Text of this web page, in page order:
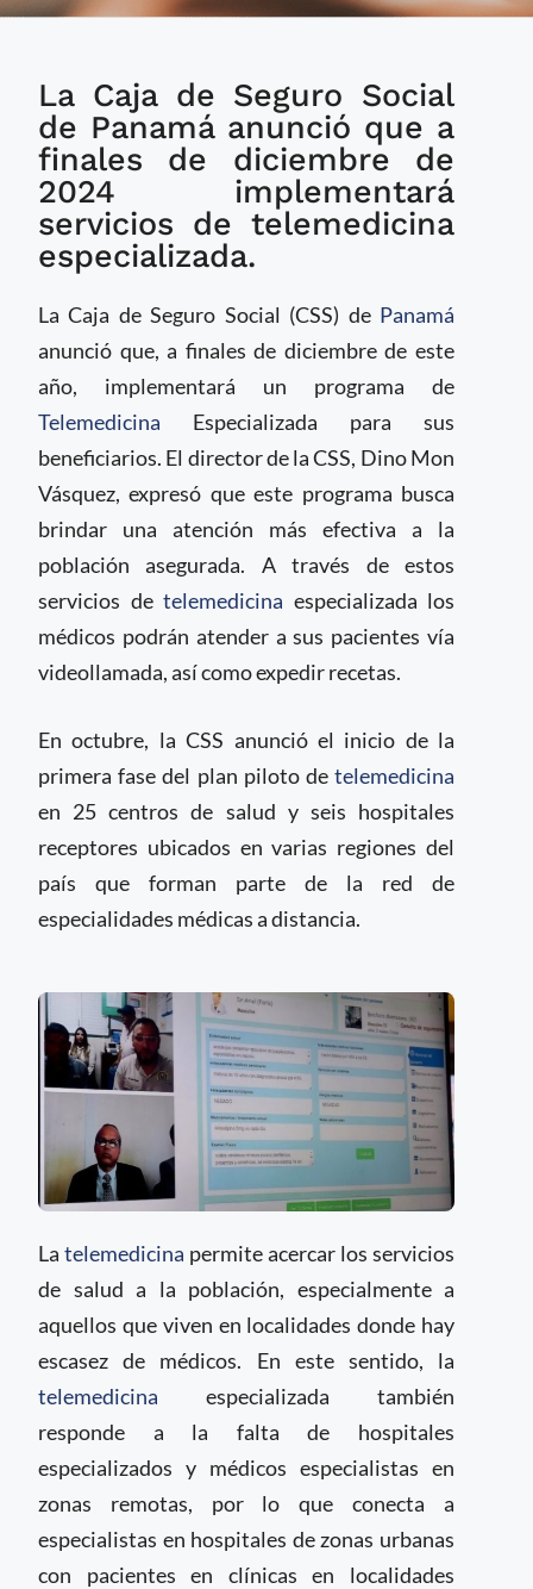
Panamá implementará
telemedicina
especializada a finales
de 2024
La Caja de Seguro Social
de Panamá anunció que a
finales de diciembre de
2024 implementará
servicios de telemedicina
especializada.
La Caja de Seguro Social (CSS) de Panamá
anunció que, a finales de diciembre de este
año, implementará un programa de
Telemedicina Especializada para sus
beneficiarios. El director de la CSS, Dino Mon
Vásquez, expresó que este programa busca
brindar una atención más efectiva a la
población asegurada. A través de estos
servicios de telemedicina especializada los
médicos podrán atender a sus pacientes vía
videollamada, así como expedir recetas.
En octubre, la CSS anunció el inicio de la
primera fase del plan piloto de telemedicina
en 25 centros de salud y seis hospitales
receptores ubicados en varias regiones del
país que forman parte de la red de
especialidades médicas a distancia.
La telemedicina permite acercar los servicios
de salud a la población, especialmente a
aquellos que viven en localidades donde hay
escasez de médicos. En este sentido, la
telemedicina especializada también
responde a la falta de hospitales
especializados y médicos especialistas en
zonas remotas, por lo que conecta a
especialistas en hospitales de zonas urbanas
con pacientes en clínicas en localidades